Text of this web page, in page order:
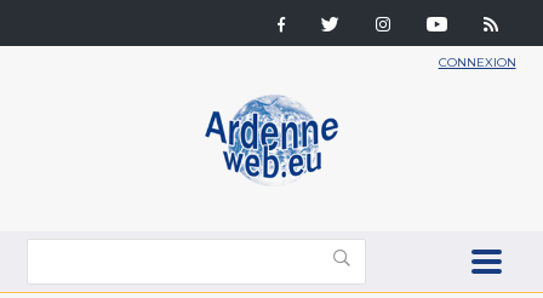
CONNEXION